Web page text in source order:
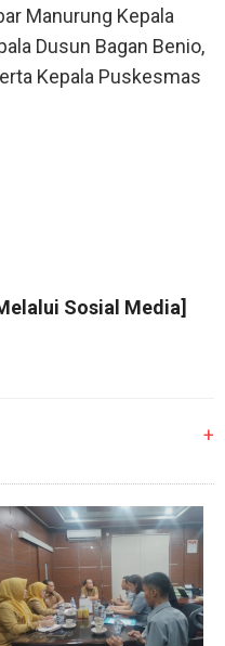
Manurung Kepala
Dusun Bagan Benio,
Kepala Puskesmas
Sosial Media]
+